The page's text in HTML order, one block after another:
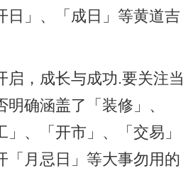
日」、「成日」等黄道吉
启，成长与成功.要关注当
明确涵盖了「装修」、
」、「开市」、「交易」
「月忌日」等大事勿用的